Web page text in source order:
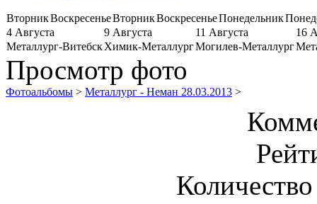
ВторникВоскресеньеВторникВоскресеньеПонедельник
4 Августа
9 Августа 11 Августа
16
Металлург-ВитебскХимик-МеталлургМогилев-Металлург
Просмотр фото
Фотоальбомы > Металлург - Неман 28.03.2013 >